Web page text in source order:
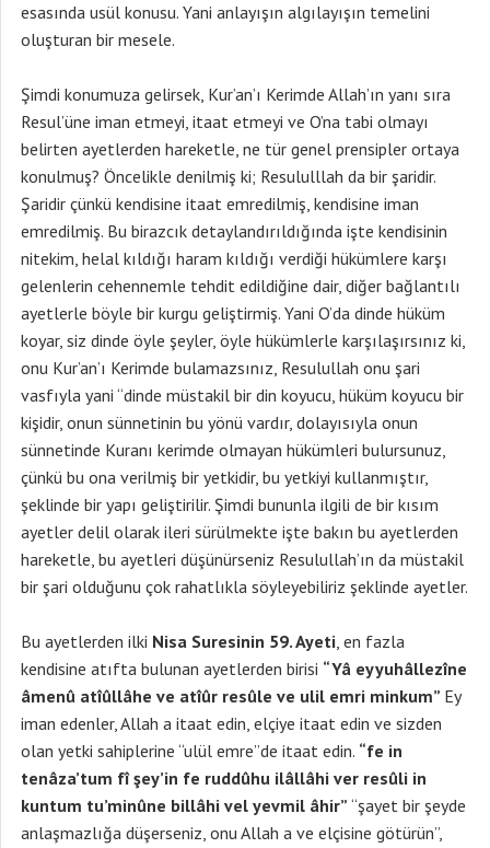
esasında usül konusu. Yani anlayışın algılayışın temelini
oluşturan bir mesele.
Şimdi konumuza gelirsek, Kur’an’ı Kerimde Allah’ın yanı sıra
Resul’üne iman etmeyi, itaat etmeyi ve O’na tabi olmayı
belirten ayetlerden hareketle, ne tür genel prensipler ortaya
konulmuş? Öncelikle denilmiş ki; Resululllah da bir şaridir.
Şaridir çünkü kendisine itaat emredilmiş, kendisine iman
emredilmiş. Bu birazcık detaylandırıldığında işte kendisinin
nitekim, helal kıldığı haram kıldığı verdiği hükümlere karşı
gelenlerin cehennemle tehdit edildiğine dair, diğer bağlantılı
ayetlerle böyle bir kurgu geliştirmiş. Yani O’da dinde hüküm
koyar, siz dinde öyle şeyler, öyle hükümlerle karşılaşırsınız ki,
onu Kur’an’ı Kerimde bulamazsınız, Resulullah onu şari
vasfıyla yani “dinde müstakil bir din koyucu, hüküm koyucu bir
kişidir, onun sünnetinin bu yönü vardır, dolayısıyla onun
sünnetinde Kuranı kerimde olmayan hükümleri bulursunuz,
çünkü bu ona verilmiş bir yetkidir, bu yetkiyi kullanmıştır,
şeklinde bir yapı geliştirilir. Şimdi bununla ilgili de bir kısım
ayetler delil olarak ileri sürülmekte işte bakın bu ayetlerden
hareketle, bu ayetleri düşünürseniz Resulullah’ın da müstakil
bir şari olduğunu çok rahatlıkla söyleyebiliriz şeklinde ayetler.
Bu ayetlerden ilki Nisa Suresinin 59. Ayeti, en fazla
kendisine atıfta bulunan ayetlerden birisi “Yâ eyyuhâllezîne
âmenû atîûllâhe ve atîûr resûle ve ulil emri minkum” Ey
iman edenler, Allah a itaat edin, elçiye itaat edin ve sizden
olan yetki sahiplerine “ulül emre”de itaat edin. “fe in
tenâza’tum fî şey’in fe ruddûhu ilâllâhi ver resûli in
kuntum tu’minûne billâhi vel yevmil âhir” “şayet bir şeyde
anlaşmazlığa düşerseniz, onu Allah a ve elçisine götürün”,